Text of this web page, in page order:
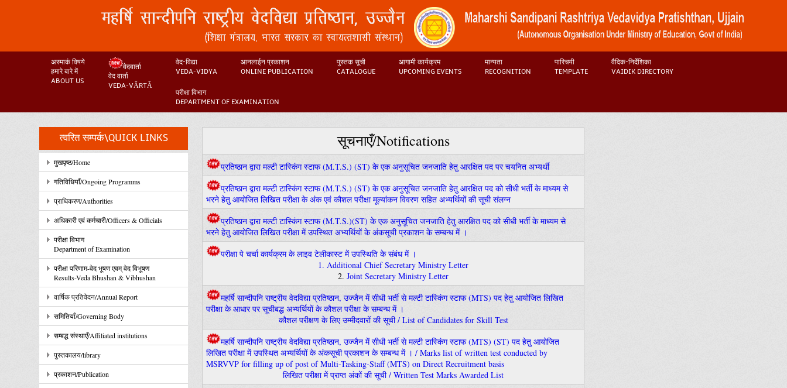
अस्माकं विषये
हमारे बारे में
ABOUT US
वेदवार्ता
वेद वार्ता
VEDA-VĀRTĀ
वेद-विद्या
VEDA-VIDYA
आनलाईन प्रकाशन
ONLINE PUBLICATION
पुस्तक सूची
CATALOGUE
आगामी कार्यक्रम
UPCOMING EVENTS
मान्यता
RECOGNITION
पारिचयी
TEMPLATE
वैदिक-निर्देशिका
VAIDIK DIRECTORY
परीक्षा विभाग
DEPARTMENT OF EXAMINATION
त्वरित सम्पर्क\QUICK LINKS
मुखपृष्ठ/Home
गतिविधियाँ/Ongoing Programms
प्राधिकरण/Authorities
अधिकारी एवं कर्मचारी/Officers & Officials
परीक्षा विभाग
Department of Examination
परीक्षा परिणाम-वेद भूषण एवम् वेद विभूषण
Results-Veda Bhushan & Vibhushan
वार्षिक प्रतिवेदन/Annual Report
समितियाँ/Governing Body
सम्बद्ध संस्थाएँ/Affiliated institutions
पुस्तकालय/library
प्रकाशन/Publication
सूचनाएँ/Notifications
प्रतिष्ठान द्वारा मल्टी टास्किंग स्टाफ (M.T.S.) (ST) के एक अनुसूचित जनजाति हेतु आरक्षित पद पर चयनित अभ्यर्थी
प्रतिष्ठान द्वारा मल्टी टास्किंग स्टाफ (M.T.S.) (ST) के एक अनुसूचित जनजाति हेतु आरक्षित पद को सीधी भर्ती के माध्यम से
भरने हेतु आयोजित लिखित परीक्षा के अंक एवं कौशल परीक्षा मूल्यांकन विवरण सहित अभ्यर्थियों की सूची संलग्न
प्रतिष्ठान द्वारा मल्टी टास्किंग स्टाफ (M.T.S.)(ST) के एक अनुसूचित जनजाति हेतु आरक्षित पद को सीधी भर्ती के माध्यम से
भरने हेतु आयोजित लिखित परीक्षा में उपस्थित अभ्यर्थियों के अंकसूची प्रकाशन के सम्बन्ध में ।
परीक्षा पे चर्चा कार्यक्रम के लाइव टेलीकास्ट में उपस्थिति के संबंध में ।
1.Additional Chief Secretary Ministry Letter
2.Joint Secretary Ministry Letter
महर्षि सान्दीपनि राष्ट्रीय वेदविद्या प्रतिष्ठान, उज्जैन में सीधी भर्ती से मल्टी टास्किंग स्टाफ (MTS) पद हेतु आयोजित लिखित
परीक्षा के आधार पर सूचीबद्ध अभ्यर्थियों के कौशल परीक्षा के सम्बन्ध में ।
कौशल परीक्षण के लिए उम्मीदवारों की सूची / List of Candidates for Skill Test
महर्षि सान्दीपनि राष्ट्रीय वेदविद्या प्रतिष्ठान, उज्जैन में सीधी भर्ती से मल्टी टास्किंग स्टाफ (MTS) (ST) पद हेतु आयोजित
लिखित परीक्षा में उपस्थित अभ्यर्थियों के अंकसूची प्रकाशन के सम्बन्ध में । / Marks list of written test conducted by
MSRVVP for filling up of post of Multi-Tasking-Staff (MTS) on Direct Recruitment basis
लिखित परीक्षा में प्राप्त अंकों की सूची / Written Test Marks Awarded List